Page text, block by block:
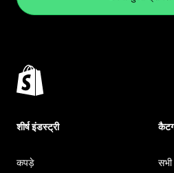
शीर्ष इंडस्ट्री
कपड़े सभी